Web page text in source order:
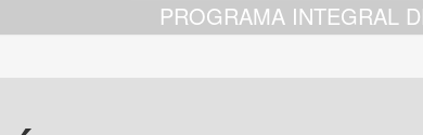
PROGRAMA INTEGRAL